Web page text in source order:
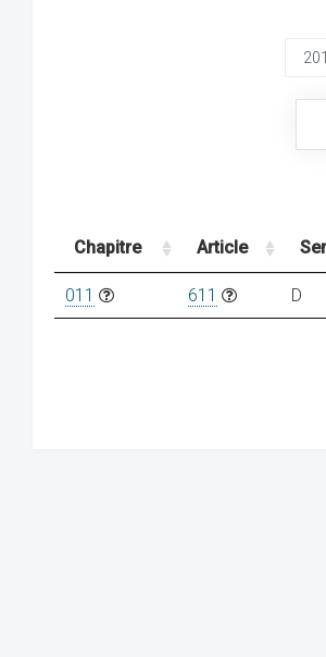
Chapitre Article
011 611 D